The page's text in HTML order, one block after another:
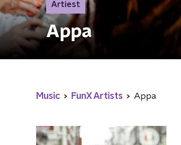
Artiest
Appa
Music FunX Artists Appa